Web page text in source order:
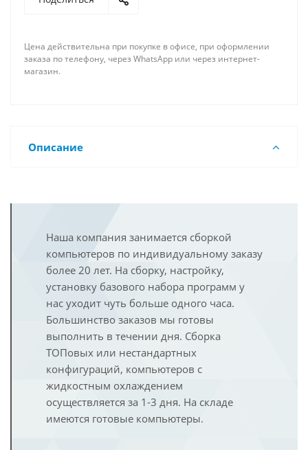
Цена действительна при покупке в офисе, при оформлении
заказа по телефону, через WhatsApp или через интернет-
магазин.
Описание
Наша компания занимается сборкой
компьютеров по индивидуальному заказу
более 20 лет. На сборку, настройку,
установку базового набора программ у
нас уходит чуть больше одного часа.
Большинство заказов мы готовы
выполнить в течении дня. Сборка
ТОПовых или нестандартных
конфигураций, компьютеров с
жидкостным охлаждением
осуществляется за 1-3 дня. На складе
имеются готовые компьютеры.